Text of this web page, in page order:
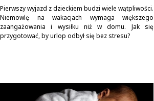
Pierwszy wyjazd z dzieckiem budzi wiele wątpliwości.
Niemowlę na wakacjach wymaga większego
zaangażowania i wysiłku niż w domu. Jak się
przygotować, by urlop odbył się bez stresu?